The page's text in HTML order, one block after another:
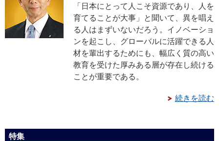
「日本にとって人こそ資源であり、人を
育てることが大事」と聞いて、異を唱え
る人はまずいないだろう。イノベーショ
ンを起こし、グローバルに活躍できる人
材を輩出するためにも、幅広く質の高い
教育を受けた厚みある層が存在し続ける
ことが重要である。
続きを読む
特集